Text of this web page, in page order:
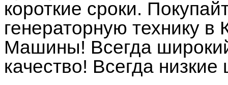
короткие сроки.
генераторную технику
Машины! Всегда
качество! Всегда